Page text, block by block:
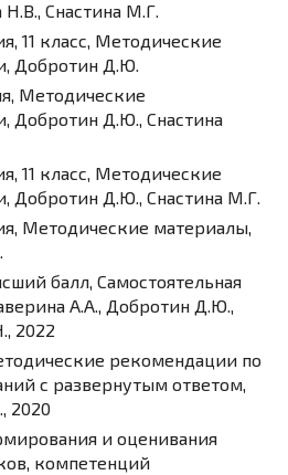
Снастина М.Г.
11 класс, Методические
Добротин Д.Ю.
Методические
Добротин Д.Ю., Снастина
11 класс, Методические
Добротин Д.Ю., Снастина М.Г.
Методические материалы,
балл, Самостоятельная
А.А., Добротин Д.Ю.,
2022
рекомендации по
с развернутым ответом,
2020
и оценивания
компетенций